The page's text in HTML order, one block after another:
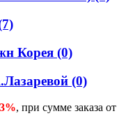
Корея (0)
(0)
3%, при сумме заказа от